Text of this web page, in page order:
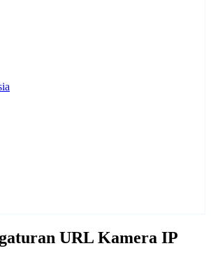
URL Kamera IP